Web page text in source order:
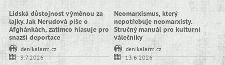
Lidská důstojnost výměnou za
lajky. Jak Nerudová píše o
Afghánkách, zatímco hlasuje pro
snazší deportace
denikalarm.cz
3.7.2026
Neomarxismus, který
nepotřebuje neomarxisty.
Stručný manuál pro kulturní
válečníky
denikalarm.cz
13.6.2026